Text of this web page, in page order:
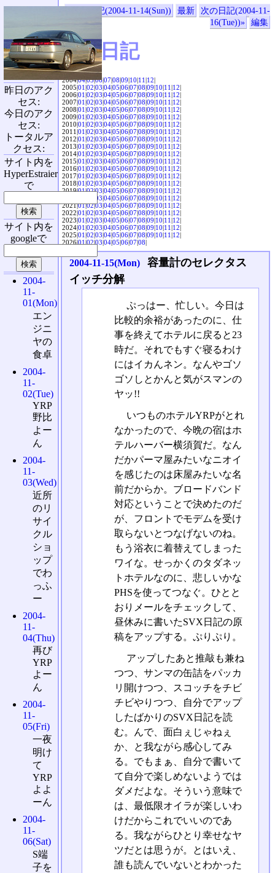
«前の日記(2004-11-14(Sun)) 最新
次の日記(2004-11-
16(Tue))»
編集
SVX日記
2004|04|05|06|07|08|09|10|11|12|
2005|01|02|03|04|05|06|07|08|09|10|11|12|
2006|01|02|03|04|05|06|07|08|09|10|11|12|
2007|01|02|03|04|05|06|07|08|09|10|11|12|
2008|01|02|03|04|05|06|07|08|09|10|11|12|
2009|01|02|03|04|05|06|07|08|09|10|11|12|
2010|01|02|03|04|05|06|07|08|09|10|11|12|
2011|01|02|03|04|05|06|07|08|09|10|11|12|
2012|01|02|03|04|05|06|07|08|09|10|11|12|
2013|01|02|03|04|05|06|07|08|09|10|11|12|
2014|01|02|03|04|05|06|07|08|09|10|11|12|
2015|01|02|03|04|05|06|07|08|09|10|11|12|
2016|01|02|03|04|05|06|07|08|09|10|11|12|
2017|01|02|03|04|05|06|07|08|09|10|11|12|
2018|01|02|03|04|05|06|07|08|09|10|11|12|
2019|01|02|03|04|05|06|07|08|09|10|11|12|
03|04|05|06|07|08|09|10|11|12|
2021|01|02|03|04|05|06|07|08|09|10|11|12|
2022|01|02|03|04|05|06|07|08|09|10|11|12|
2023|01|02|03|04|05|06|07|08|09|10|11|12|
2024|01|02|03|04|05|06|07|08|09|10|11|12|
2025|01|02|03|04|05|06|07|08|09|10|11|12|
2026|01|02|03|04|05|06|07|08|
2004-11-15(Mon)
容量計のセレクタス
イッチ分解
ぷっはー、忙しい。今日は
比較的余裕があったのに、仕
事を終えてホテルに戻ると23
時だ。それでもすぐ寝るわけ
にはイカんネン。なんやゴソ
ゴソしとかんと気がスマンの
ヤッ!!
いつものホテルYRPがとれ
なかったので、今晩の宿はホ
テルハーバー横須賀だ。なん
だかパーマ屋みたいなニオイ
を感じたのは床屋みたいな名
前だからか。ブロードバンド
対応ということで決めたのだ
が、フロントでモデムを受け
取らないとつなげないのね。
もう浴衣に着替えてしまった
ワイな。せっかくのタダネッ
トホテルなのに、悲しいかな
PHSを使ってつなぐ。ひとと
おりメールをチェックして、
昼休みに書いたSVX日記の原
稿をアップする。ぷりぷり。
アップしたあと推敲も兼ね
つつ、サンマの缶詰をパッカ
リ開けつつ、スコッチをチビ
チビやりつつ、自分でアップ
したばかりのSVX日記を読
む。んで、面白ぇじゃねぇ
か、と我ながら感心してみ
る。でもまぁ、自分で書いて
て自分で楽しめないようでは
ダメだよな。そういう意味で
は、最低限オイラが楽しいわ
けだからこれでいいのであ
る。我ながらひとり幸せなヤ
ツだとは思うが。とはいえ、
誰も読んでいないとわかった
昨日のアク
セス:
今日のアク
セス:
トータルア
クセス:
サイト内を
HyperEstraier
で
サイト内を
googleで
2004-
11-
01(Mon)
エン
ジニ
ヤの
食卓
2004-
11-
02(Tue)
YRP
野比
よー
ん
2004-
11-
03(Wed)
近所
のリ
サイ
クル
ショ
ップ
でわ
っふ
ー
2004-
11-
04(Thu)
再び
YRP
よー
ん
2004-
11-
05(Fri)
一夜
明け
て
YRP
よよ
ーん
2004-
11-
06(Sat)
S端
子を